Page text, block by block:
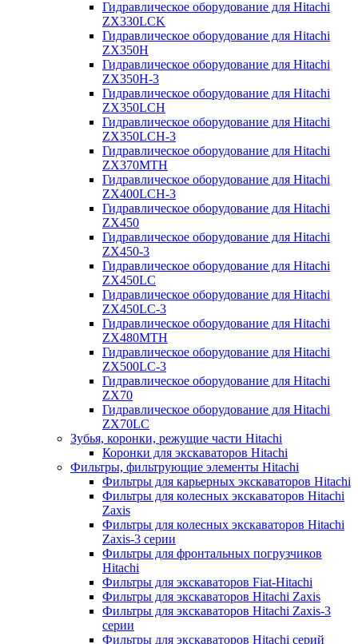
Гидравлическое оборудование для Hitachi
ZX330LCK
Гидравлическое оборудование для Hitachi
ZX350H
Гидравлическое оборудование для Hitachi
ZX350H-3
Гидравлическое оборудование для Hitachi
ZX350LCH
Гидравлическое оборудование для Hitachi
ZX350LCH-3
Гидравлическое оборудование для Hitachi
ZX370MTH
Гидравлическое оборудование для Hitachi
ZX400LCH-3
Гидравлическое оборудование для Hitachi
ZX450
Гидравлическое оборудование для Hitachi
ZX450-3
Гидравлическое оборудование для Hitachi
ZX450LC
Гидравлическое оборудование для Hitachi
ZX450LC-3
Гидравлическое оборудование для Hitachi
ZX480MTH
Гидравлическое оборудование для Hitachi
ZX500LC-3
Гидравлическое оборудование для Hitachi
ZX70
Гидравлическое оборудование для Hitachi
ZX70LC
Зубья, коронки, режущие части Hitachi
Коронки для экскаваторов Hitachi
Фильтры, фильтрующие элементы Hitachi
Фильтры для карьерных экскаваторов Hitachi
Фильтры для колесных экскаваторов Hitachi
Zaxis
Фильтры для колесных экскаваторов Hitachi
Zaxis-3 серии
Фильтры для фронтальных погрузчиков
Hitachi
Фильтры для экскаваторов Fiat-Hitachi
Фильтры для экскаваторов Hitachi Zaxis
Фильтры для экскаваторов Hitachi Zaxis-3
серии
Фильтры для экскаваторов Hitachi серий